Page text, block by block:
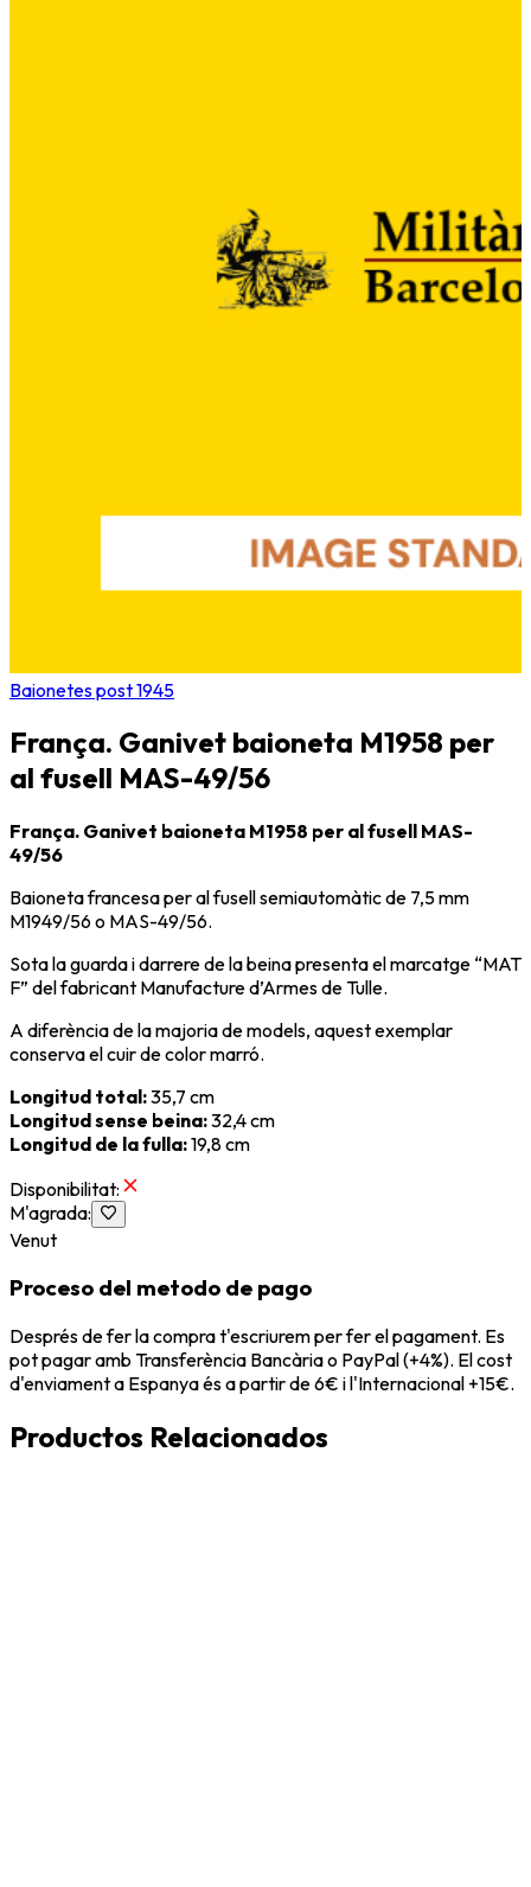
Baionetes post 1945
França. Ganivet baioneta M1958 per
al fusell MAS-49/56
França. Ganivet baioneta M1958 per al fusell MAS-
49/56
Baioneta francesa per al fusell semiautomàtic de 7,5 mm
M1949/56 o MAS-49/56.
Sota la guarda i darrere de la beina presenta el marcatge “MAT
F” del fabricant Manufacture d’Armes de Tulle.
A diferència de la majoria de models, aquest exemplar
conserva el cuir de color marró.
Longitud total:35,7 cm
Longitud sense beina:32,4 cm
Longitud de la fulla:19,8 cm
Disponibilitat:
M'agrada:
Venut
Proceso del metodo de pago
Després de fer la compra t'escriurem per fer el pagament. Es
pot pagar amb Transferència Bancària o PayPal (+4%). El cost
d'enviament a Espanya és a partir de 6€ i l'Internacional +15€.
Productos Relacionados